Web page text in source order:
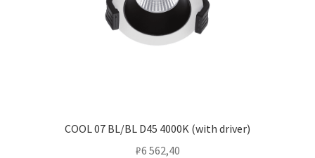
COOL 07 BL/BL D45 4000K (with driver)
₽6 562,40